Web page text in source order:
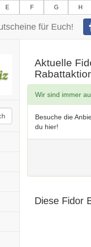
E F G H
für Euch!
Aktuelle
Wir sind immer
Besuche die
du hier!
Diese Fidor